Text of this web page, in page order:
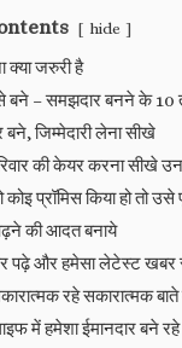
hide
क्या जरुरी है
बने – समझदार बनने के
बने, जिम्मेदारी लेना सीखे
की केयर करना सीखे
कोइ प्रॉमिस किया हो तो उसे
की आदत बनाये
पढ़े और हमेसा लेटेस्ट
रहे सकारात्मक
में हमेशा ईमानदार बने रहे